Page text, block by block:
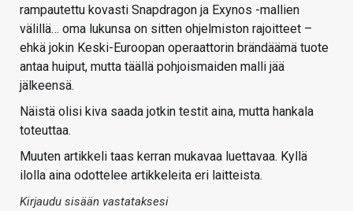
rampautettu kovasti Snapdragon ja Exynos -mallien
välillä… oma lukunsa on sitten ohjelmiston rajoitteet –
ehkä jokin Keski-Euroopan operaattorin brändäämä tuote
antaa huiput, mutta täällä pohjoismaiden malli jää
jälkeensä.
Näistä olisi kiva saada jotkin testit aina, mutta hankala
toteuttaa.
Muuten artikkeli taas kerran mukavaa luettavaa. Kyllä
ilolla aina odottelee artikkeleita eri laitteista.
Kirjaudu sisään vastataksesi